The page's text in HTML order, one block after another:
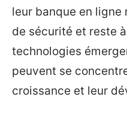
leur banque en
de sécurité et reste
technologies
peuvent se
croissance et leur